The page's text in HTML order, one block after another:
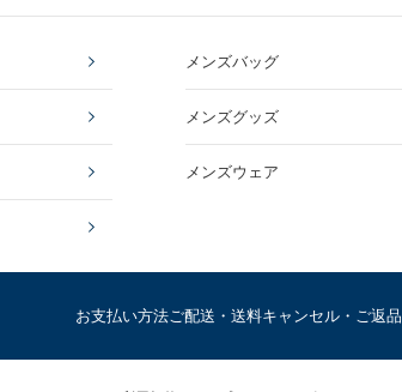
メンズバッグ
メンズグッズ
メンズウェア
お支払い方法ご配送・送料キャンセル・ご返品